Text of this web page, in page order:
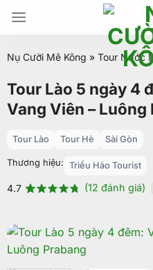
đến
dung
Nụ Cười Mê Kông » Tour Nước
Tour Lào 5 ngày 4
Vang Viên – Luông
Tour Lào Tour Hè Sài Gòn
Thương hiệu: Triều Hảo Tourist
4.7
đánh giá
(12 đánh giá)